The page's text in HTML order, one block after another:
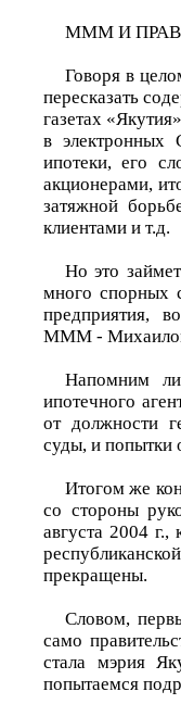
МММ И
Говоря в
пересказать
газетах
в электронных
ипотеки, его
акционерами,
затяжной
клиентами и т.д.
Но это
много спорных
предприятия,
МММ -
Напомним
ипотечного
от должности
суды, и попытки
Итогом же
со стороны
августа 2004
прекращены.
Словом,
само
стала мэрия
попытаемся